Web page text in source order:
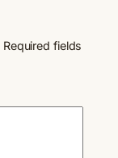
Required fields